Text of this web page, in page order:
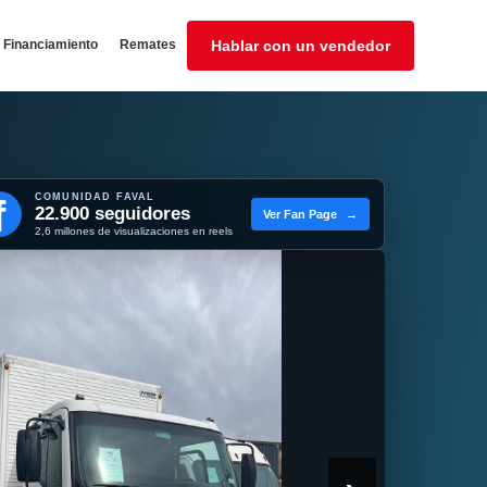
Financiamiento Remates Hablar con un vendedor
COMUNIDAD FAVAL
22.900 seguidores
2,6 millones de visualizaciones en reels
Ver Fan Page →